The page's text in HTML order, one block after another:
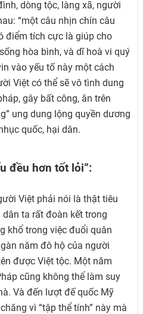
dòng tộc, làng xã, người
“một câu nhịn chín câu
điểm tích cực là giúp cho
hòa bình, và dĩ hoà vi quý
vào yếu tố này một cách
Việt có thể sẽ vô tình dung
gây bất công, ăn trên
ung dung lộng quyền dương
quốc, hại dân.
đều hơn tốt lỏi”:
Việt phải nói là thật tiêu
ta rất đoàn kết trong
khổ trong việc đuổi quân
năm đô hộ của người
được Việt tộc. Một năm
cũng không thể làm suy
Và đến lượt đế quốc Mỹ
vì “tập thể tính” này mà